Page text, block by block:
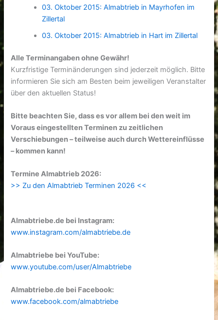
03. Oktober 2015: Almabtrieb in Mayrhofen im
Zillertal
03. Oktober 2015: Almabtrieb in Hart im Zillertal
Alle Terminangaben ohne Gewähr!
Kurzfristige Terminänderungen sind jederzeit möglich. Bitte
informieren Sie sich am Besten beim jeweiligen Veranstalter
über den aktuellen Status!
Bitte beachten Sie, dass es vor allem bei den weit im
Voraus eingestellten Terminen zu zeitlichen
Verschiebungen – teilweise auch durch Wettereinflüsse
– kommen kann!
Termine Almabtrieb 2026:
>> Zu den Almabtrieb Terminen 2026 <<
Almabtriebe.de bei Instagram:
www.instagram.com/almabtriebe.de
Almabtriebe bei YouTube:
www.youtube.com/user/Almabtriebe
Almabtriebe.de bei Facebook:
www.facebook.com/almabtriebe